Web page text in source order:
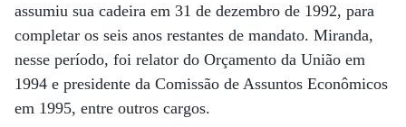
assumiu sua cadeira em 31 de dezembro de 1992, para
completar os seis anos restantes de mandato. Miranda,
nesse período, foi relator do Orçamento da União em
1994 e presidente da Comissão de Assuntos Econômicos
em 1995, entre outros cargos.